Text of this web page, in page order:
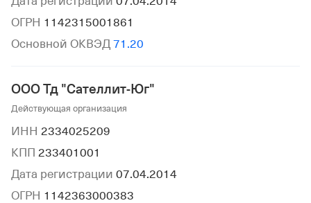
ОГРН 1142315001861
Основной ОКВЭД 71.20
ООО Тд "Сателлит-Юг"
Действующая организация
ИНН 2334025209
КПП 233401001
Дата регистрации 07.04.2014
ОГРН 1142363000383